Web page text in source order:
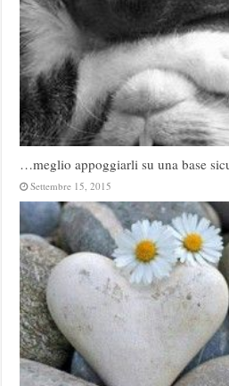
…meglio appoggiarli su una base
Settembre 15, 2015